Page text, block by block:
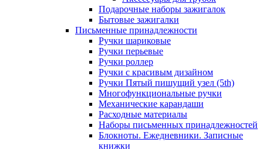
Подарочные наборы зажигалок
Бытовые зажигалки
Письменные принадлежности
Ручки шариковые
Ручки перьевые
Ручки роллер
Ручки с красивым дизайном
Ручки Пятый пишущий узел (5th)
Многофункциональные ручки
Механические карандаши
Расходные материалы
Наборы письменных принадлежностей
Блокноты. Ежедневники. Записные
книжки